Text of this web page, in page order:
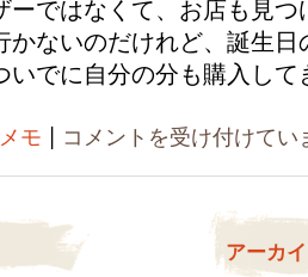
ーではなくて、お店も見
かないのだけれど、誕生
いでに自分の分も購入し
モ |
お
気
の
し
コメントを受け付けてい
アーカ